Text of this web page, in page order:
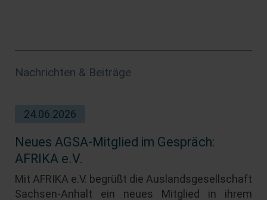
Nachrichten & Beiträge
24.06.2026
Neues AGSA-Mitglied im Gespräch:
AFRIKA e.V.
Mit AFRIKA e.V. begrüßt die Auslandsgesellschaft
Sachsen-Anhalt ein neues Mitglied in ihrem